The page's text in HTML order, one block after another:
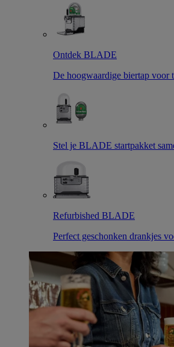
Ontdek BLADE
De hoogwaardige biertap voor
Stel je BLADE startpakket
Refurbished BLADE
Perfect geschonken drankjes